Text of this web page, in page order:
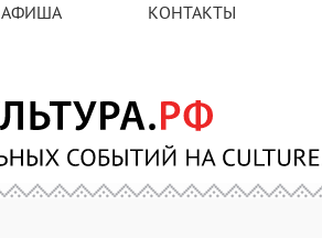
АФИША КОНТАКТЫ